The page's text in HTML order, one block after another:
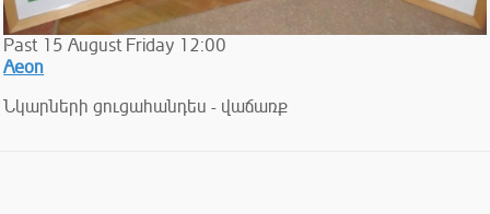
Past 15 August Friday 12:00
Aeon
Նկարների ցուցահանդես - վաճառք